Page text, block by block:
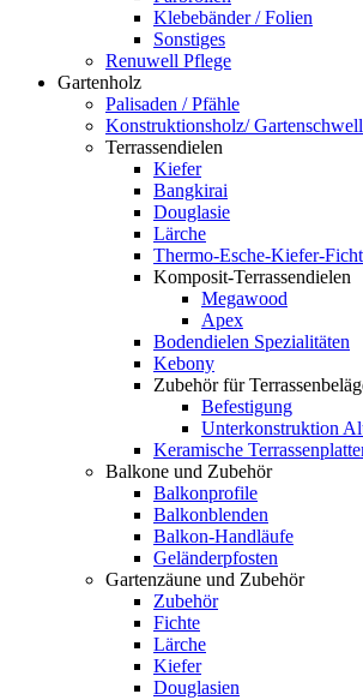
Klebebänder / Folien
Sonstiges
Renuwell Pflege
Gartenholz
Palisaden / Pfähle
Konstruktionsholz/
Terrassendielen
Kiefer
Bangkirai
Douglasie
Lärche
Thermo-Esche-Kiefer-
Komposit-Terrassendielen
Megawood
Apex
Bodendielen Spezialitäten
Kebony
Zubehör für
Befestigung
Unterkonstruktion
Keramische
Balkone und Zubehör
Balkonprofile
Balkonblenden
Balkon-Handläufe
Geländerpfosten
Gartenzäune und Zubehör
Zubehör
Fichte
Lärche
Kiefer
Douglasien